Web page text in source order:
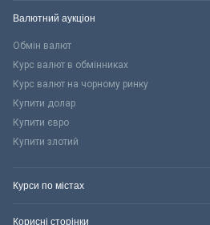
Валютний аукціон
Обмін валют
Курс валют в обмінниках
Курс валют на чорному ринку
Купити долар
Купити євро
Купити злотий
Курси по містах
Корисні сторінки